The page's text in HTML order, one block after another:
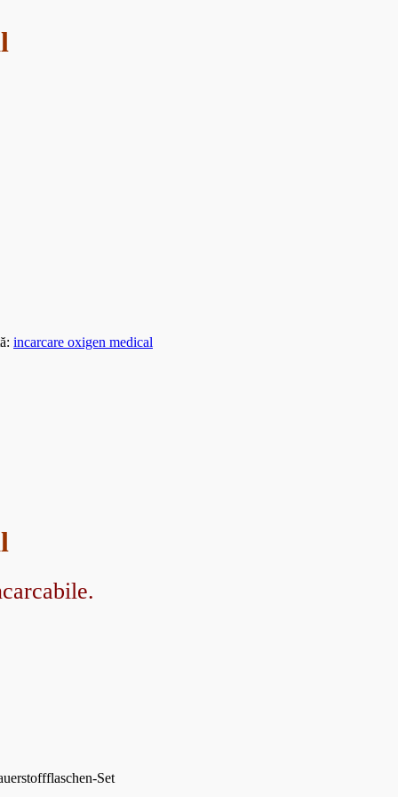
incarcare oxigen medical
Set